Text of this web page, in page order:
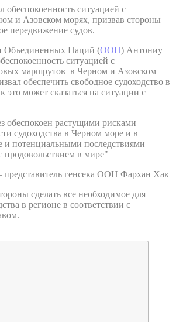
ситуацией с
и Азовском морях, призвав стороны
передвижение судов.
Объединенных Наций (ООН) Антониу
ситуацией с
маршрутов в Черном и Азовском
обеспечить свободное судоходство в
это может сказаться на ситуации с
обеспокоен растущими рисками
судоходства в Черном море и в
и потенциальными последствиями
продовольствием в мире"
представитель генсека ООН Фархан Хак
сделать все необходимое для
в регионе в соответствии с